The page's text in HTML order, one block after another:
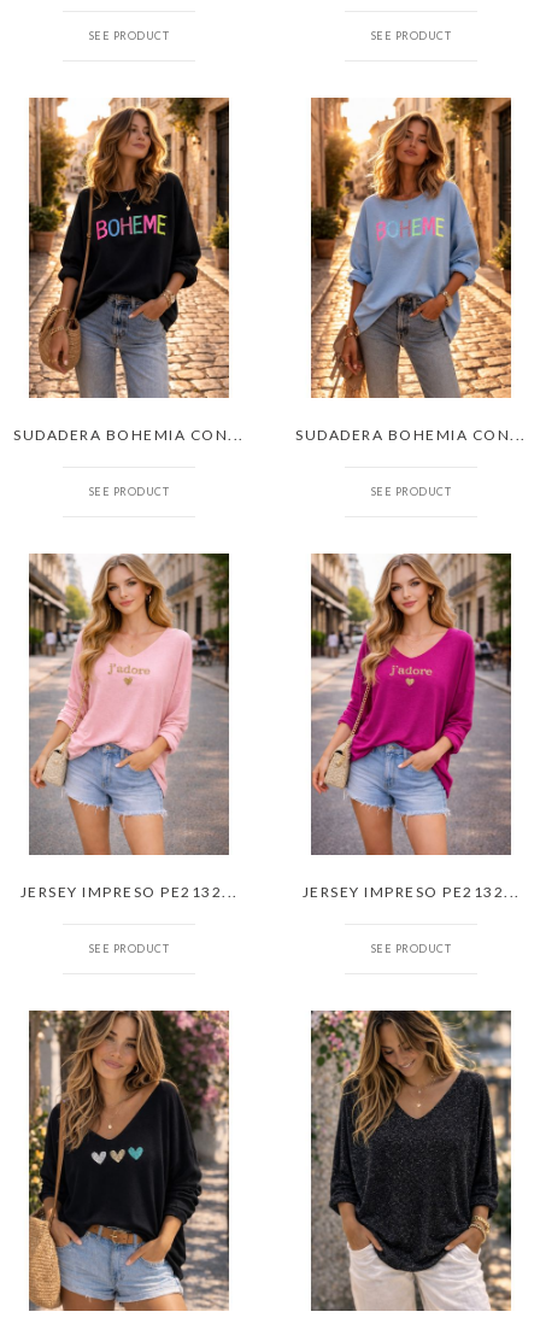
SEE PRODUCT SEE PRODUCT
SUDADERA BOHEMIA CON...
SEE PRODUCT
SUDADERA BOHEMIA CON...
SEE PRODUCT
JERSEY IMPRESO PE2132...
SEE PRODUCT
JERSEY IMPRESO PE2132...
SEE PRODUCT